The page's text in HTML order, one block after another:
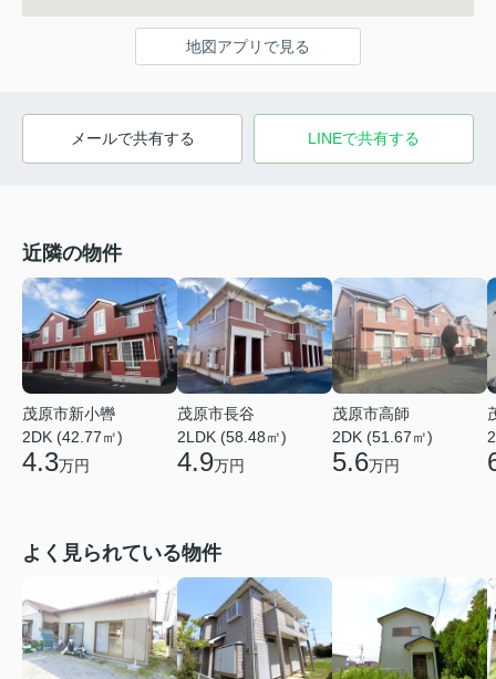
地図アプリで見る
メールで共有する LINEで共有する
近隣の物件
茂原市新小轡
2DK (42.77㎡)
4.3万円
茂原市長谷
2LDK (58.48㎡)
4.9万円
茂原市高師
2DK (51.67㎡)
5.6万円
よく見られている物件